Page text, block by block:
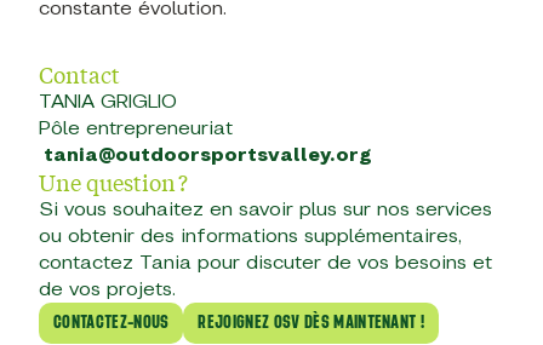
constante évolution.
Contact
TANIA GRIGLIO
Pôle entrepreneuriat
tania@outdoorsportsvalley.org
Une question ?
Si vous souhaitez en savoir plus sur nos services
ou obtenir des informations supplémentaires,
contactez Tania pour discuter de vos besoins et
de vos projets.
CONTACTEZ-NOUS REJOIGNEZ OSV DÈS MAINTENANT !